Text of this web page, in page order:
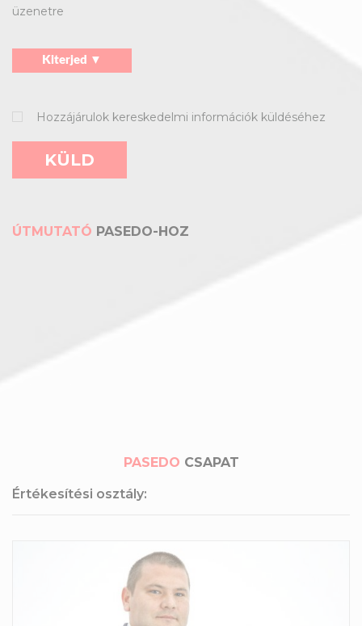
üzenetre
Kiterjed ▼
Hozzájárulok kereskedelmi információk küldéséhez
ÚTMUTATÓ PASEDO-HOZ
PASEDO CSAPAT
Értékesítési osztály: